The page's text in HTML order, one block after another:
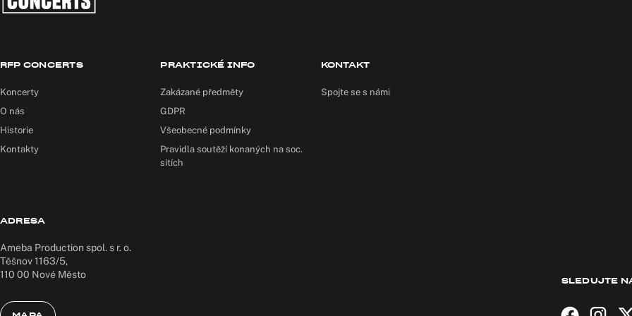
RFP CONCERTS
Koncerty
O nás
Historie
Kontakty
PRAKTICKÉ INFO
Zakázané předměty
GDPR
Všeobecné podmínky
Pravidla soutěží konaných na soc.
sítích
KONTAKT
Spojte se s námi
ADRESA
Ameba Production spol. s r. o.
Těšnov 1163/5,
110 00 Nové Město
SLEDUJTE